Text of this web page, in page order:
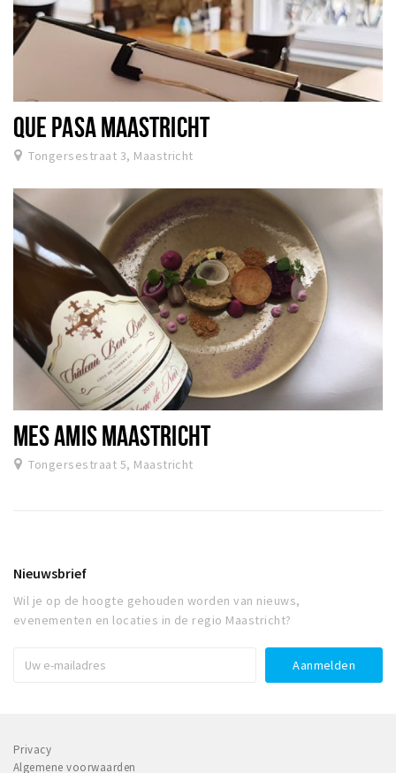
QUE PASA MAASTRICHT
Tongersestraat 3, Maastricht
MES AMIS MAASTRICHT
Tongersestraat 5, Maastricht
Nieuwsbrief
Wil je op de hoogte gehouden worden van nieuws,
evenementen en locaties in de regio Maastricht?
Privacy
Algemene voorwaarden